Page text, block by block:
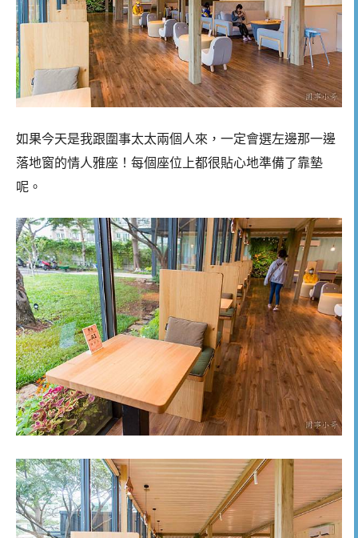
如果今天是我跟圍事太太兩個人來，一定會選左邊那一邊
落地窗的情人雅座！每個座位上都很貼心地準備了靠墊
呢。